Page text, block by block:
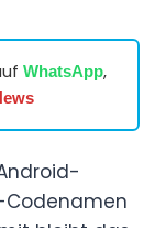
WhatsApp,
Codenamen